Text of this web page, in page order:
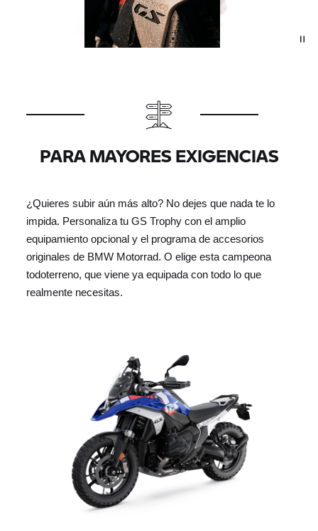
PARA MAYORES EXIGENCIAS
¿Quieres subir aún más alto? No dejes que nada te lo
impida. Personaliza tuGS Trophy con el amplio
equipamiento opcional y el programa de accesorios
originales de BMW Motorrad. O elige esta campeona
todoterreno, que viene ya equipada con todo lo que
realmente necesitas.